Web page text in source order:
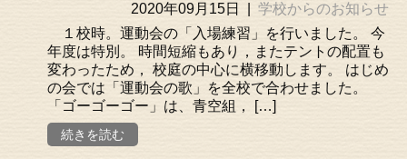
2020年09月15日
学校からのお知らせ
１校時。運動会の「入場練習」を行いました。 今
年度は特別。 時間短縮もあり，またテントの配置も
変わったため， 校庭の中心に横移動します。 はじめ
の会では「運動会の歌」を全校で合わせました。
「ゴーゴーゴー」は、青空組， […]
続きを読む